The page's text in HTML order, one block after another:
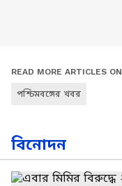
READ MORE ARTICLES ON
পশ্চিমবঙ্গের খবর
বিনোদন